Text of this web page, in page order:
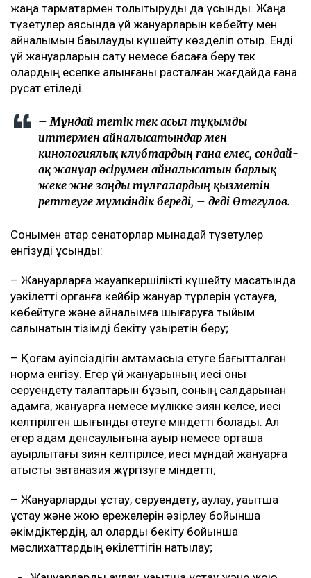
жаңа тармақтармен толықтыруды да ұсынды. Жаңа
түзетулер аясында үй жануарларын көбейту мен
айналымын бақылауды күшейту көзделіп отыр. Енді
үй жануарларын сату немесе басқаға беру тек
олардың есепке алынғаны расталған жағдайда ғана
рұқсат етіледі.
– Мұндай тетік тек асыл тұқымды
иттермен айналысатындар мен
кинологиялық клубтардың ғана емес, сондай-
ақ жануар өсірумен айналысатын барлық
жеке және заңды тұлғалардың қызметін
реттеуге мүмкіндік береді, – деді Өтегұлов.
Сонымен қатар сенаторлар мынадай түзетулер
енгізуді ұсынды:
– Жануарларға жауапкершілікті күшейту мақсатында
уәкілетті органға кейбір жануар түрлерін ұстауға,
көбейтуге және айналымға шығаруға тыйым
салынатын тізімді бекіту құзыретін беру;
– Қоғам қауіпсіздігін қамтамасыз етуге бағытталған
норма енгізу. Егер үй жануарының иесі оны
серуендету талаптарын бұзып, соның салдарынан
адамға, жануарға немесе мүлікке зиян келсе, иесі
келтірілген шығынды өтеуге міндетті болады. Ал
егер адам денсаулығына ауыр немесе орташа
ауырлықтағы зиян келтірілсе, иесі мұндай жануарға
қатысты эвтаназия жүргізуге міндетті;
– Жануарларды ұстау, серуендету, аулау, уақытша
ұстау және жою ережелерін әзірлеу бойынша
әкімдіктердің, ал оларды бекіту бойынша
мәслихаттардың өкілеттігін нақтылау;